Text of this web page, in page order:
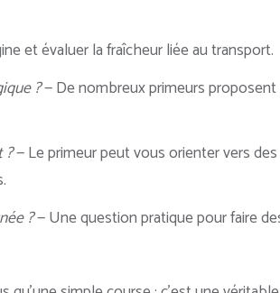
et évaluer la fraîcheur liée au transport.
?— De nombreux primeurs
?— Le primeur peut vous orienter vers
?— Une question pratique pour faire